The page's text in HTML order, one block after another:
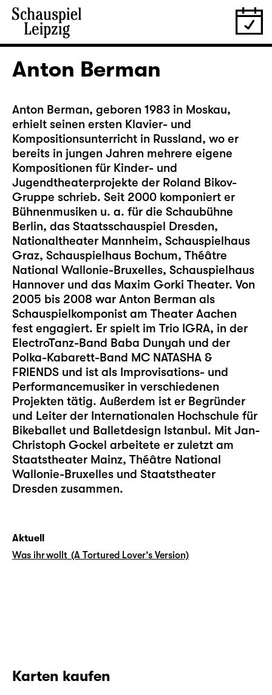
Anton Berman
Anton Berman, geboren 1983 in Moskau,
erhielt seinen ersten Klavier- und
Kompositionsunterricht in Russland, wo er
bereits in jungen Jahren mehrere eigene
Kompositionen für Kinder- und
Jugendtheaterprojekte der Roland Bikov-
Gruppe schrieb. Seit 2000 komponiert er
Bühnenmusiken u. a. für die Schaubühne
Berlin, das Staatsschauspiel Dresden,
Nationaltheater Mannheim, Schauspielhaus
Graz, Schauspielhaus Bochum, Théâtre
National Wallonie-Bruxelles, Schauspielhaus
Hannover und das Maxim Gorki Theater. Von
2005 bis 2008 war Anton Berman als
Schauspielkomponist am Theater Aachen
fest engagiert. Er spielt im Trio IGRA, in der
ElectroTanz-Band Baba Dunyah und der
Polka-Kabarett-Band MC NATASHA &
FRIENDS und ist als Improvisations- und
Performancemusiker in verschiedenen
Projekten tätig. Außerdem ist er Begründer
und Leiter der Internationalen Hochschule für
Bikeballet und Balletdesign Istanbul. Mit Jan-
Christoph Gockel arbeitete er zuletzt am
Staatstheater Mainz, Théâtre National
Wallonie-Bruxelles und Staatstheater
Dresden zusammen.
Aktuell
Was ihr wollt (A Tortured Lover’s Version)
Karten kaufen